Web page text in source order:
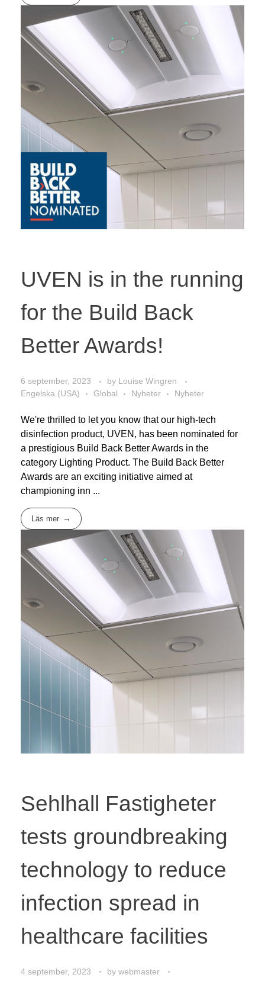
UVEN is in the running
for the Build Back
Better Awards!
6 september, 2023 by Louise Wingren
Engelska (USA)
Global Nyheter Nyheter
We're thrilled to let you know that our high-tech
disinfection product, UVEN, has been nominated for
a prestigious Build Back Better Awards in the
category Lighting Product. The Build Back Better
Awards are an exciting initiative aimed at
championing inn ...
Läs mer
Sehlhall Fastigheter
tests groundbreaking
technology to reduce
infection spread in
healthcare facilities
4 september, 2023 by webmaster